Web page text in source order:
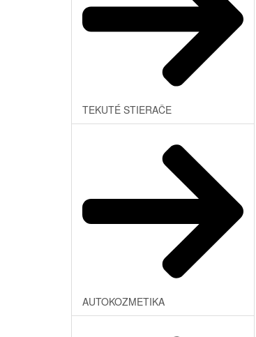
TEKUTÉ STIERAČE
AUTOKOZMETIKA